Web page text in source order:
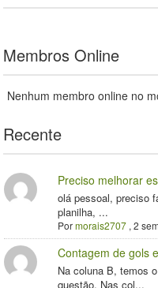
Membros Online
Nenhum membro online no
Recente
Preciso melhorar
olá pessoal, preciso
planilha, ...
Pormorais2707 ,2
Contagem de gols
Na coluna B, temos
questão. Nas col...